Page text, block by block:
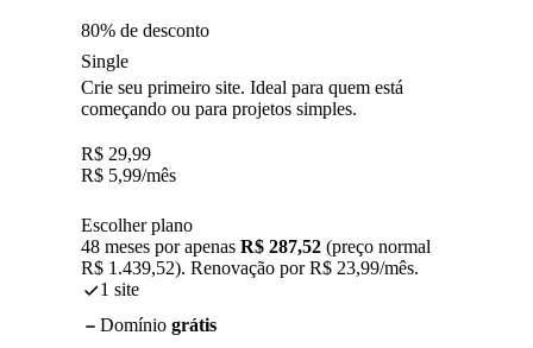
80% de desconto
Single
Crie seu primeiro site. Ideal para quem está
começando ou para projetos simples.
R$ 29,99
R$ 5,99/mês
Escolher plano
48 meses por apenas R$ 287,52 (preço normal
R$ 1.439,52). Renovação por R$ 23,99/mês.
1 site
Domínio grátis